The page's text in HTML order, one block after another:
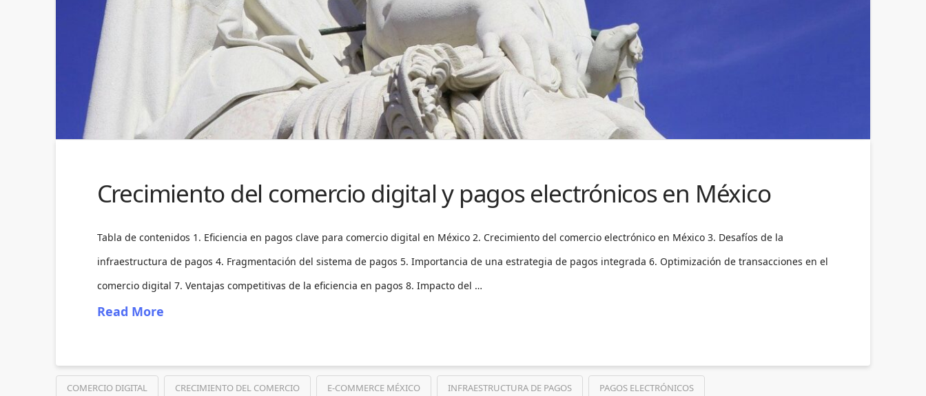
Crecimiento del comercio digital y pagos electrónicos en México
Tabla de contenidos 1. Eficiencia en pagos clave para comercio digital en México 2. Crecimiento del comercio electrónico en México 3. Desafíos de la
infraestructura de pagos 4. Fragmentación del sistema de pagos 5. Importancia de una estrategia de pagos integrada 6. Optimización de transacciones en el
comercio digital 7. Ventajas competitivas de la eficiencia en pagos 8. Impacto del …
Read More
COMERCIO DIGITAL CRECIMIENTO DEL COMERCIO E-COMMERCE MÉXICO INFRAESTRUCTURA DE PAGOS PAGOS ELECTRÓNICOS